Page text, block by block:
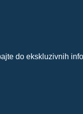
do ekskluzivnih